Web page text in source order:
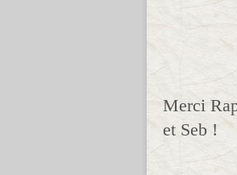
Merci
et Seb !